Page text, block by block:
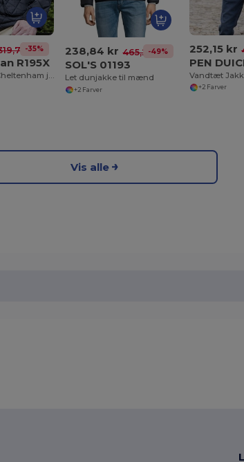
kr
-35%
R195X
Result Urban Cheltenham jakke
238,84 kr 465,24 kr
-49%
SOL'S 01193
Let dunjakke til mænd
+2 Farver
252,15 kr
PEN
+2 Farver
Vis alle